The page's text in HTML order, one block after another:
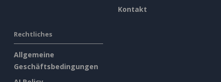
Kontakt
Rechtliches
Allgemeine
Geschäftsbedingungen